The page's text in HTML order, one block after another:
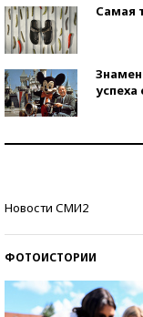
Самая
Новости СМИ2
ФОТОИСТОРИИ